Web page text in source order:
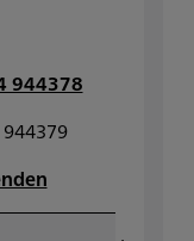
944378